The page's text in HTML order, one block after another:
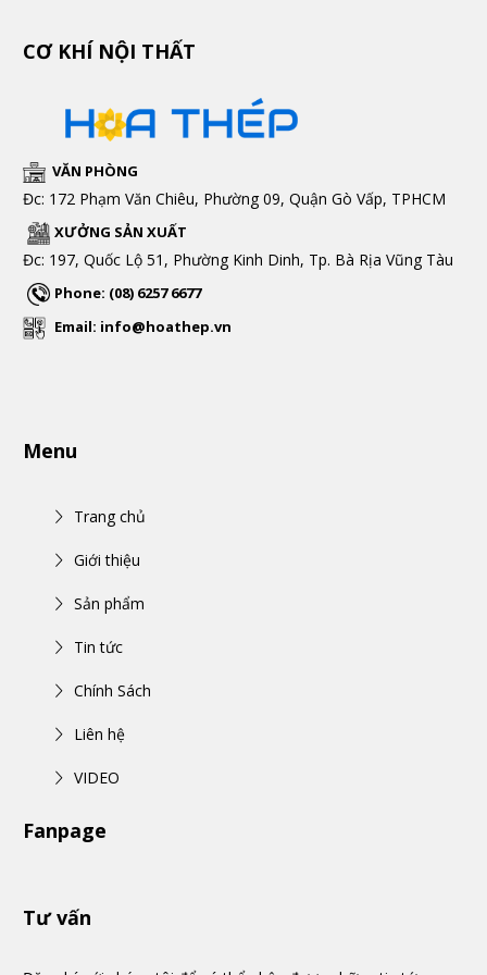
CƠ KHÍ NỘI THẤT
VĂN PHÒNG
Đc: 172 Phạm Văn Chiêu, Phường 09, Quận Gò Vấp, TPHCM
XƯỞNG SẢN XUẤT
Đc: 197, Quốc Lộ 51, Phường Kinh Dinh, Tp. Bà Rịa Vũng Tàu
Phone: (08) 6257 6677
Email: info@hoathep.vn
Menu
Trang chủ
Giới thiệu
Sản phẩm
Tin tức
Chính Sách
Liên hệ
VIDEO
Fanpage
Tư vấn